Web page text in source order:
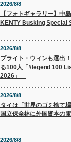
2026/8/8
【フォトギャラリー】中
KENTY Busking Special
2026/8/8
ブライト・ウィンも選出
る100人「#legend 100
2026」
2026/8/8
タイは「世界のゴミ捨て
国立保全林に外国資本の
2026/8/8